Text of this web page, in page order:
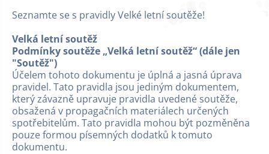
Seznamte se s pravidly Velké letní soutěže!
Velká letní soutěž
Podmínky soutěže „Velká letní soutěž“ (dále jen
"Soutěž")
Účelem tohoto dokumentu je úplná a jasná úprava
pravidel. Tato pravidla jsou jediným dokumentem,
který závazně upravuje pravidla uvedené soutěže,
obsažená v propagačních materiálech určených
spotřebitelům. Tato pravidla mohou být pozměněna
pouze formou písemných dodatků k tomuto
dokumentu.